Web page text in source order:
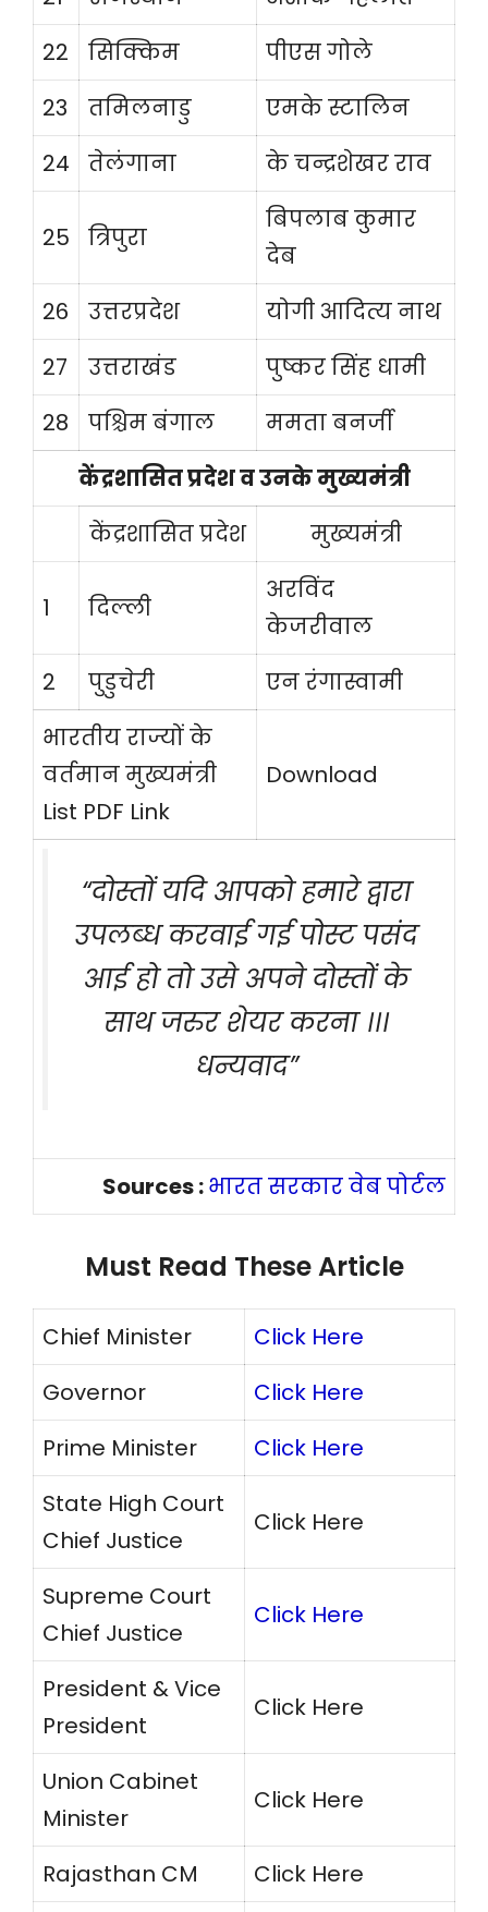
22
सिक्किम
पीएस गोले
23
तमिलनाडु
एमके स्टालिन
24
तेलंगाना के चन्द्रशेखर राव
25 त्रिपुरा
बिपलाब कुमार
देब
26
उत्तरप्रदेश
योगी आदित्य नाथ
27
उत्तराखंड
पुष्कर सिंह धामी
28
पश्चिम बंगाल
ममता बनर्जी
केंद्रशासित प्रदेश व उनके मुख्यमंत्री
केंद्रशासित प्रदेश
मुख्यमंत्री
1 दिल्ली
अरविंद
केजरीवाल
2
पुडुचेरी
एन रंगास्वामी
भारतीय राज्यों के
वर्तमान मुख्यमंत्री
List PDF Link
Download
“दोस्तों यदि आपको हमारे द्वारा
उपलब्ध करवाई गई पोस्ट पसंद
आई हो तो उसे अपने दोस्तों के
साथ जरुर शेयर करना ।।।
धन्यवाद”
Sources :भारत सरकार वेब पोर्टल
Must Read These Article
Chief Minister
Click Here
Governor
Click Here
Prime Minister
Click Here
State High Court
Chief Justice
Click Here
Supreme Court
Chief Justice
Click Here
President & Vice
President
Click Here
Union Cabinet
Minister
Click Here
Rajasthan CM
Click Here